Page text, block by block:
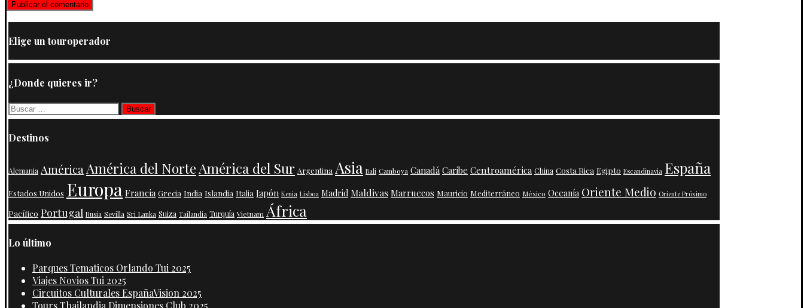
Elige un touroperador
¿Donde quieres ir?
Buscar:
Destinos
Alemania América América del NorteAmérica del Sur Argentina Asia Bali Camboya Canadá Caribe Centroamérica China Costa Rica Egipto Escandinavia España
Estados Unidos Europa Francia Grecia India Islandia Italia Japón Kenia Lisboa Madrid Maldivas Marruecos Mauricio Mediterráneo México Oceanía Oriente Medio Oriente Próximo
Pacífico Portugal Rusia Sevilla Sri Lanka Suiza Tailandia Turquía Vietnam África
Lo último
Parques Tematicos Orlando Tui 2025
Viajes Novios Tui 2025
Circuitos Culturales EspañaVision 2025
Tours Thailandia Dimensiones Club 2025